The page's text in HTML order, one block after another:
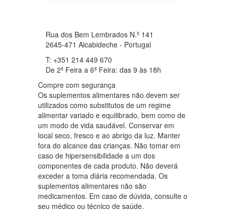
Rua dos Bem Lembrados N.º 141
2645-471 Alcabideche - Portugal
T: +351 214 449 670
De 2ª Feira a 6ª Feira: das 9 às 18h
Compre com segurança
Os suplementos alimentares não devem ser
utilizados como substitutos de um regime
alimentar variado e equilibrado, bem como de
um modo de vida saudável. Conservar em
local seco, fresco e ao abrigo da luz. Manter
fora do alcance das crianças. Não tomar em
caso de hipersensibilidade a um dos
componentes de cada produto. Não deverá
exceder a toma diária recomendada. Os
suplementos alimentares não são
medicamentos. Em caso de dúvida, consulte o
seu médico ou técnico de saúde.